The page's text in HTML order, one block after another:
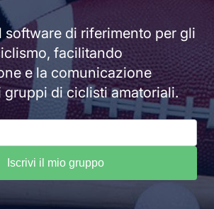
software di riferimento per gli
facilitando
e la comunicazione
gruppi di ciclisti amatoriali.
Iscrivi il mio gruppo